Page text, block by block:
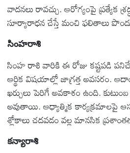
వాదనలు రావచ్చు. ఆరోగ్యంపై ప్రత్యేక
సూర్యారాధన చేస్తే మంచి ఫలితాలు
సింహరాశి
సింహ రాశి వారికి ఈ రోజు కష్టపడి
ఆర్థిక విషయాల్లో జాగ్రత్త అవసరం.
ఖర్చులు పెరిగే అవకాశం ఉంది.
అవుతాయి. ఆధ్యాత్మిక కార్యక్రమాలపై
శ్లోకాలు చదవడం వల్ల మానసిక
కన్యారాశి